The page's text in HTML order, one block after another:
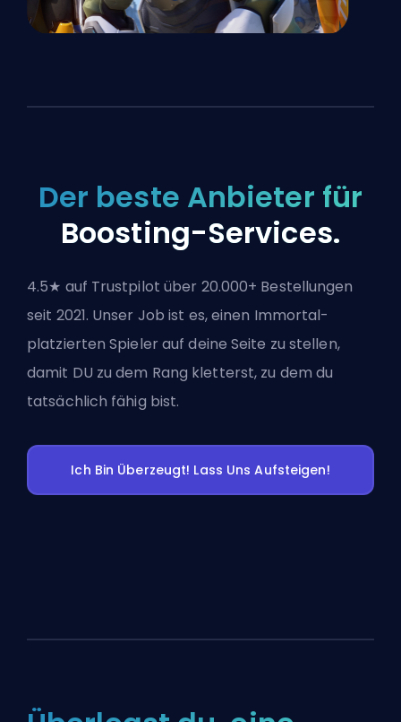
Der beste Anbieter für
Boosting-Services.
4.5★ auf Trustpilot über 20.000+ Bestellungen
seit 2021. Unser Job ist es, einen Immortal-
platzierten Spieler auf deine Seite zu stellen,
damit DU zu dem Rang kletterst, zu dem du
tatsächlich fähig bist.
Ich Bin Überzeugt! Lass Uns Aufsteigen!